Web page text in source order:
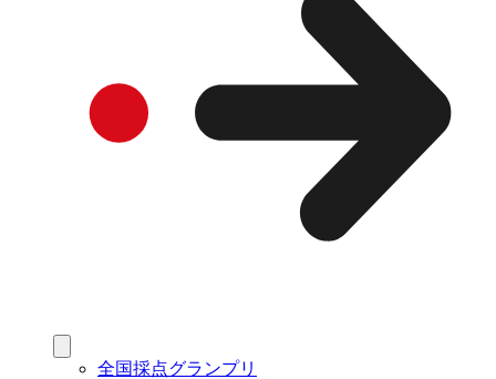
全国採点グランプリ